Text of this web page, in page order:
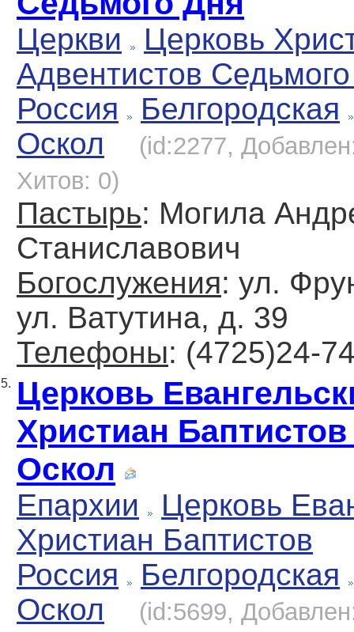
Церкви
Церковь
Адвентистов
Россия
Белгородская
Оскол
(id:2277,
Хитов: 0)
Пастырь: Могила
Станиславович
Богослужения: ул.
ул. Ватутина, д. 39
Телефоны: (4725)24-
5. Церковь
Христиан
Оскол
Епархии
Церковь
Христиан Баптистов
Россия
Белгородская
Оскол
(id:5699,